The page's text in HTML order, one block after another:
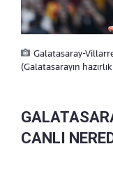
Galatasaray-
(Galatasarayın
CANLI